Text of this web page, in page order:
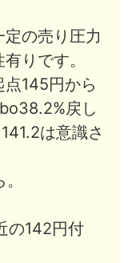
の売り圧力
りです。
145円から
戻し
は意識さ
の142円付